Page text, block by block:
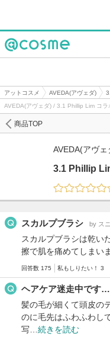
アットコスメ AVEDA(アヴェダ)
AVEDA(アヴェダ) / 3.1 Phillip Lim コ
商品TOP
AVEDA(アヴェ
3.1 Phillip
スカルプブラシ by ス
スカルプブラシは乾い
擦で肌を痛めてしまい
回答数 175 私もしりたい！ 3
ヘアケア迷走中です…
髪の毛が細くて頭皮の
のに毛先はふわふわし
写… 続きを読む